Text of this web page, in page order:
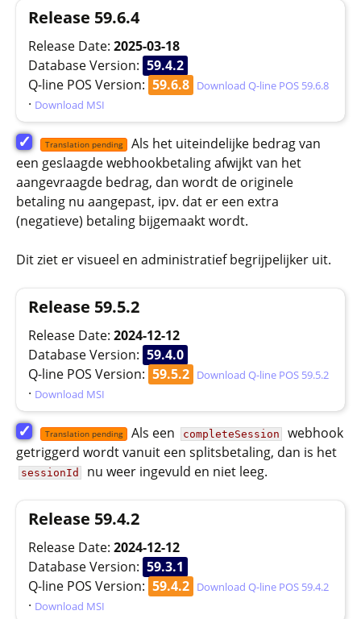
Release 59.6.4
Release Date: 2025-03-18
Database Version: 59.4.2
Q-line POS Version: 59.6.8 Download Q-line POS 59.6.8
· Download MSI
✓ Translation pending
Als het uiteindelijke bedrag van
een geslaagde webhookbetaling afwijkt van het
aangevraagde bedrag, dan wordt de originele
betaling nu aangepast, ipv. dat er een extra
(negatieve) betaling bijgemaakt wordt.
Dit ziet er visueel en administratief begrijpelijker uit.
Release 59.5.2
Release Date: 2024-12-12
Database Version: 59.4.0
Q-line POS Version: 59.5.2 Download Q-line POS 59.5.2
· Download MSI
✓ Translation pending Als een completeSession
webhook
getriggerd wordt vanuit een splitsbetaling, dan is het
sessionId nu weer ingevuld en niet leeg.
Release 59.4.2
Release Date: 2024-12-12
Database Version: 59.3.1
Q-line POS Version: 59.4.2 Download Q-line POS 59.4.2
· Download MSI